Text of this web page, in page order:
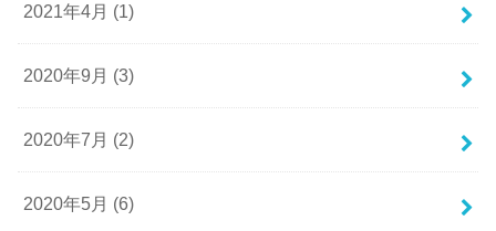
2021年4月 (1)
2020年9月 (3)
2020年7月 (2)
2020年5月 (6)